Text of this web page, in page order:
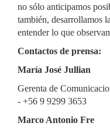
no sólo anticipamos
también, desarrollamos
entender lo que
Contactos de prensa:
María José Jullian
Gerenta de
- +56 9 9299 3653
Marco Antonio Fre